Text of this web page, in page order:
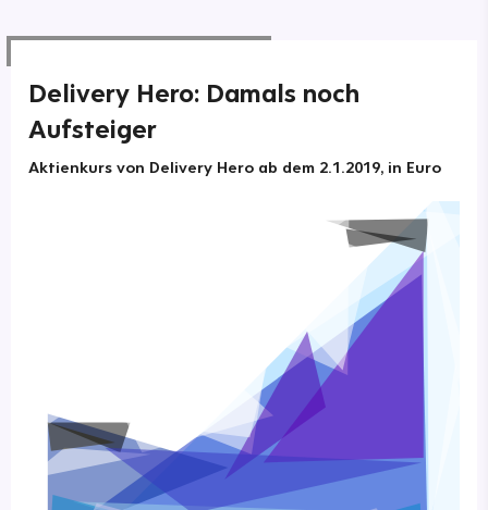
Delivery Hero: Damals noch
Aufsteiger
Aktienkurs von Delivery Hero ab dem 2.1.2019, in Euro